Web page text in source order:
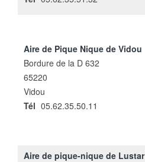
Aire de Pique Nique de Vidou
Bordure de la D 632
65220
Vidou
Tél 05.62.35.50.11
Aire de pique-nique de Lustar